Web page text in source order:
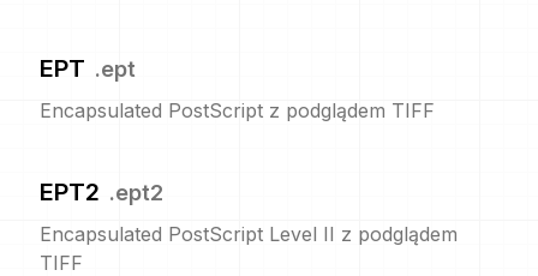
EPT .ept
Encapsulated PostScript z podglądem TIFF
EPT2 .ept2
Encapsulated PostScript Level II z podglądem
TIFF